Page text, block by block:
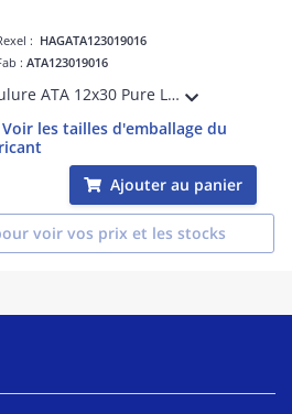
: HAGATA123019016
:ATA123019016
Moulure ATA 12x30 Pure L=2,10m 1 cloison
Voir les tailles d'emballage du
Ajouter au panier
voir vos prix et les stocks